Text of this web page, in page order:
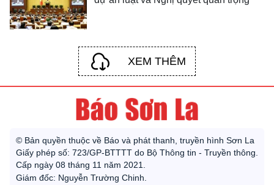
XEM THÊM
© Bản quyền thuộc về Báo và phát thanh, truyền hình Sơn La
Giấy phép số: 723/GP-BTTTT do Bộ Thông tin - Truyền thông.
Cấp ngày 08 tháng 11 năm 2021.
Giám đốc: Nguyễn Trường Chinh.